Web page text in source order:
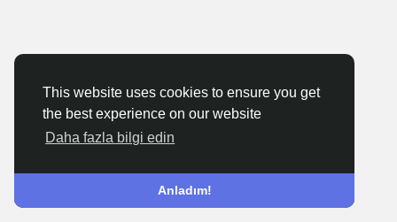
This website uses cookies to ensure you get
the best experience on our website
Daha fazla bilgi edin
Anladım!